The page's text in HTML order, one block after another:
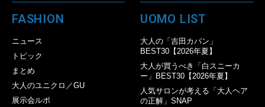
FASHION
ニュース
トピック
まとめ
大人のユニクロ／GU
展示会ルポ
UOMO LIST
大人の「吉田カバン」
BEST30【2026年夏】
大人が買うべき「白スニーカ
ー」BEST30【2026年夏】
人気サロンが考える「大人ヘア
の正解」SNAP